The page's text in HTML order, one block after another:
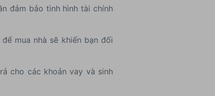
đảm bảo tình hình tài chính
mua nhà sẽ khiến bạn đối
cho các khoản vay và sinh